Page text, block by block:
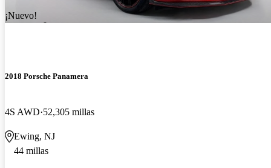
¡Nuevo!
2018 Porsche Panamera
4S AWD 52,305 millas
Ewing, NJ
44 millas